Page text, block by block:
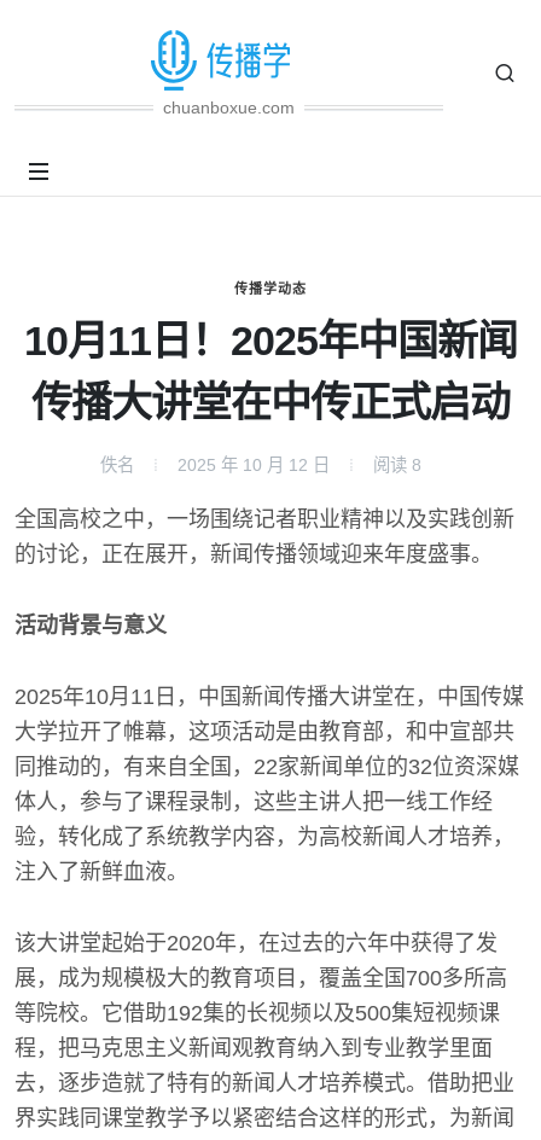
chuanboxue.com
传播学动态
10月11日！2025年中国新闻
传播大讲堂在中传正式启动
佚名 2025 年 10 月 12 日 阅读 8
全国高校之中，一场围绕记者职业精神以及实践创新
的讨论，正在展开，新闻传播领域迎来年度盛事。
活动背景与意义
2025年10月11日，中国新闻传播大讲堂在，中国传媒
大学拉开了帷幕，这项活动是由教育部，和中宣部共
同推动的，有来自全国，22家新闻单位的32位资深媒
体人，参与了课程录制，这些主讲人把一线工作经
验，转化成了系统教学内容，为高校新闻人才培养，
注入了新鲜血液。
该大讲堂起始于2020年，在过去的六年中获得了发
展，成为规模极大的教育项目，覆盖全国700多所高
等院校。它借助192集的长视频以及500集短视频课
程，把马克思主义新闻观教育纳入到专业教学里面
去，逐步造就了特有的新闻人才培养模式。借助把业
界实践同课堂教学予以紧密结合这样的形式，为新闻